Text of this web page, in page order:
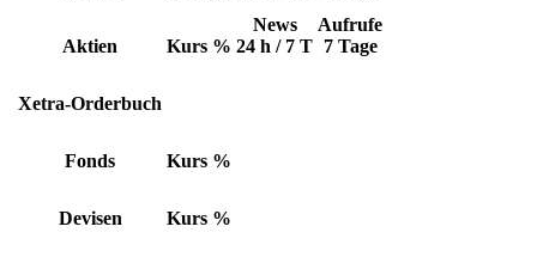
Aktien Kurs %
News
24 h / 7 T
Aufrufe
7 Tage
Xetra-Orderbuch
Fonds Kurs %
Devisen Kurs %